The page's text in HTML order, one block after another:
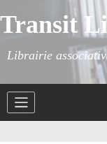
Transit
Librairie